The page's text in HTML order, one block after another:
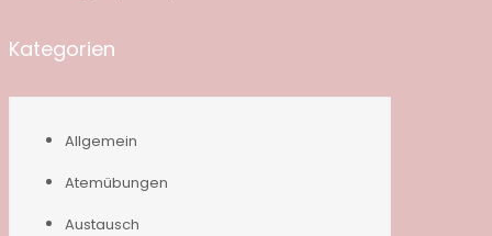
Kategorien
Allgemein
Atemübungen
Austausch